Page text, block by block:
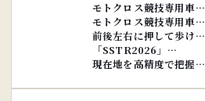
モトクロス競技専用車…
モトクロス競技専用車…
前後左右に押して歩け…
「SSTR2026」…
現在地を高精度で把握…